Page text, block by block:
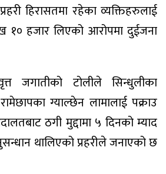
हिरासतमा रहेका व्यक्तिहरुलाई
१० हजार लिएको आरोपमा दुईजना
जगातीको टोलीले सिन्धुलीका
ग्याल्छेन लामालाई पक्राउ
ठगी मुद्दामा ५ दिनको म्याद
थालिएको प्रहरीले जनाएको छ